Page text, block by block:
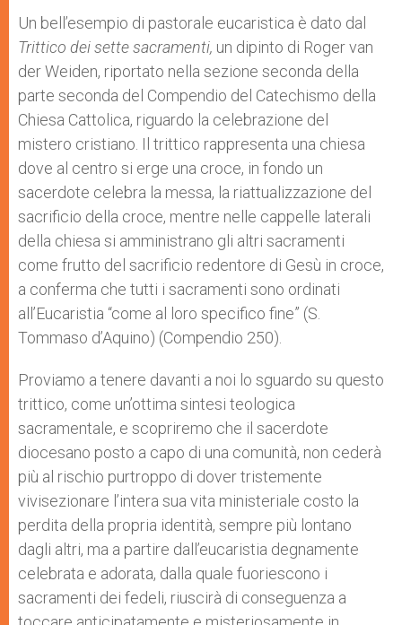
Un bell’esempio di pastorale eucaristica è dato dal
Trittico dei sette sacramenti, un dipinto di Roger van
der Weiden, riportato nella sezione seconda della
parte seconda del Compendio del Catechismo della
Chiesa Cattolica, riguardo la celebrazione del
mistero cristiano. Il trittico rappresenta una chiesa
dove al centro si erge una croce, in fondo un
sacerdote celebra la messa, la riattualizzazione del
sacrificio della croce, mentre nelle cappelle laterali
della chiesa si amministrano gli altri sacramenti
come frutto del sacrificio redentore di Gesù in croce,
a conferma che tutti i sacramenti sono ordinati
all’Eucaristia “come al loro specifico fine” (S.
Tommaso d’Aquino) (Compendio 250).
Proviamo a tenere davanti a noi lo sguardo su questo
trittico, come un’ottima sintesi teologica
sacramentale, e scopriremo che il sacerdote
diocesano posto a capo di una comunità, non cederà
più al rischio purtroppo di dover tristemente
vivisezionare l’intera sua vita ministeriale costo la
perdita della propria identità, sempre più lontano
dagli altri, ma a partire dall’eucaristia degnamente
celebrata e adorata, dalla quale fuoriescono i
sacramenti dei fedeli, riuscirà di conseguenza a